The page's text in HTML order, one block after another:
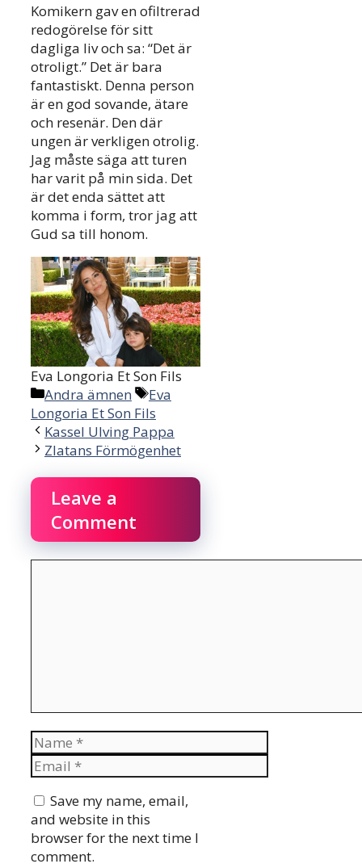
Komikern gav en ofiltrerad
redogörelse för sitt
dagliga liv och sa: “Det är
otroligt.” Det är bara
fantastiskt. Denna person
är en god sovande, ätare
och resenär. Den där
ungen är verkligen otrolig.
Jag måste säga att turen
har varit på min sida. Det
är det enda sättet att
komma i form, tror jag att
Gud sa till honom.
Eva Longoria Et Son Fils
Categories
Andra ämnen Tags
Eva
Longoria Et Son Fils
Kassel Ulving Pappa
Zlatans Förmögenhet
Leave a
Comment
Name
Email
Save my name, email,
and website in this
browser for the next time I
comment.